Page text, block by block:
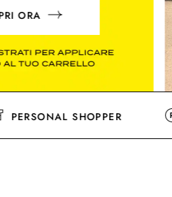
SCOPRI ORA
PERSONAL SHOPPER